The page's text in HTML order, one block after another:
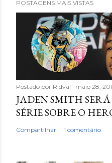
POSTAGENS MAIS VISTAS
Postado por Ridval maio 28,
JADEN SMITH
SÉRIE SOBRE O
Compartilhar 1 comentário